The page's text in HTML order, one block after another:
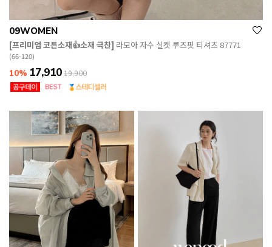
09WOMEN
[프리미엄 코튼소재👍소재 극찬] 라모아 자수 실켓 루즈핏 티셔츠 87771
(66-120)
10% 17,910 19,900